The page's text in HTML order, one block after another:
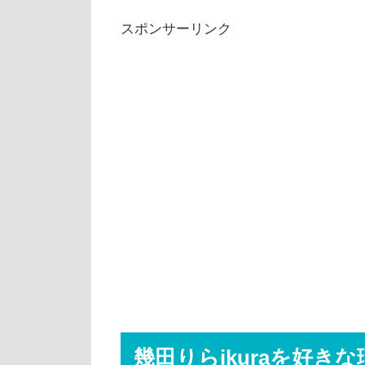
スポンサーリンク
幾田りらikuraを好きな